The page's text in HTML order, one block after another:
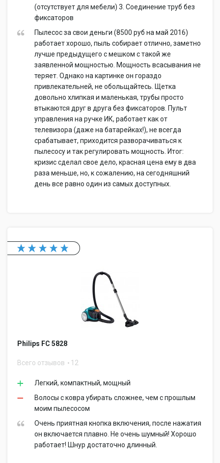
(отсутствует для мебели) 3. Соединение труб без
фиксаторов
Пылесос за свои деньги (8500 руб на май 2016)
работает хорошо, пыль собирает отлично, заметно
лучше предыдущего с мешком с такой же
заявленной мощностью. Мощность всасывания не
теряет. Однако на картинке он гораздо
привлекательней, не обольщайтесь. Щетка
довольно хлипкая и маленькая, трубы просто
втыкаются друг в друга без фиксаторов. Пульт
управления на ручке ИК, работает как от
телевизора (даже на батарейках!), не всегда
срабатывает, приходится разворачиваться к
пылесосу и так регулировать мощность. Итог:
кризис сделал свое дело, красная цена ему в два
раза меньше, но, к сожалению, на сегодняшний
день все равно один из самых доступных.
Philips FC 5828
Всего отзывов 12
Легкий, компактный, мощный
Волосы с ковра убирать сложнее, чем с прошлым
моим пылесосом
Очень приятная кнопка включения, после нажатия
он включается плавно. Не очень шумный! Хорошо
работает! Шнур достаточно длинный.